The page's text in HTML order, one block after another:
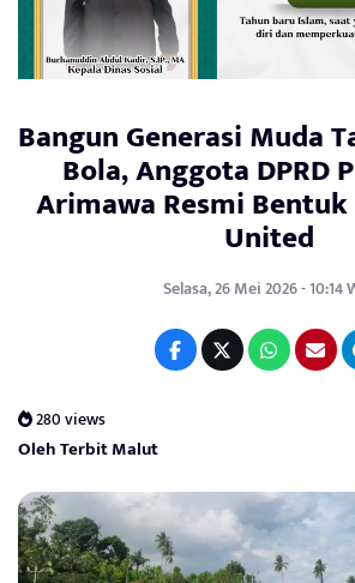
Bangun Generasi Muda
Bola, Anggota DPRD
Arimawa Resmi Bentuk
United
Selasa, 26 Mei 2026 - 10:14
280 views
Oleh Terbit Malut